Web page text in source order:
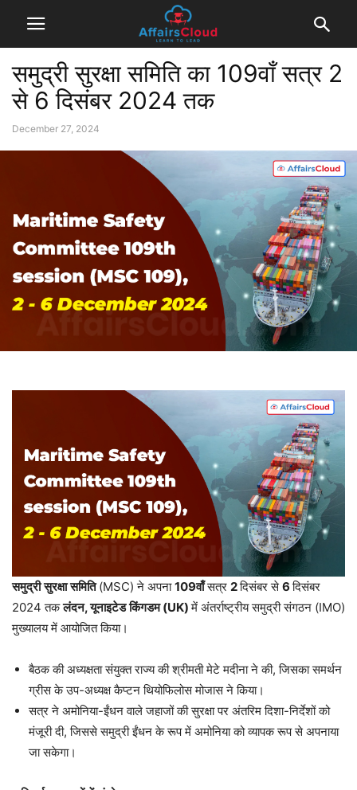
समुद्री सुरक्षा समिति का 109वाँ सत्र 2
से 6 दिसंबर 2024 तक
December 27, 2024
समुद्री सुरक्षा समिति(MSC) ने अपना109वाँसत्र 2दिसंबर से6दिसंबर
2024 तकलंदन,यूनाइटेड किंगडम(UK)में अंतर्राष्ट्रीय समुद्री संगठन (IMO)
मुख्यालय में आयोजित किया।
बैठक की अध्यक्षता संयुक्त राज्य की श्रीमती मेटे मदीना ने की, जिसका समर्थन
ग्रीस के उप-अध्यक्ष कैप्टन थियोफिलोस मोजास ने किया।
सत्र ने अमोनिया-ईंधन वाले जहाजों की सुरक्षा पर अंतरिम दिशा-निर्देशों को
मंजूरी दी, जिससे समुद्री ईंधन के रूप में अमोनिया को व्यापक रूप से अपनाया
जा सकेगा।